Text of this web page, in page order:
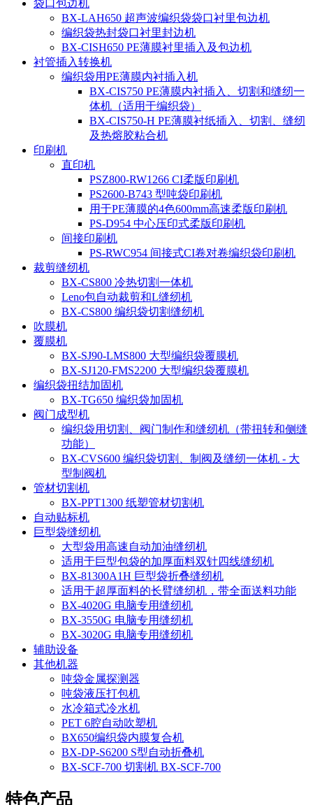
袋口包边机
BX-LAH650 超声波编织袋袋口衬里包边机
编织袋热封袋口衬里封边机
BX-CISH650 PE薄膜衬里插入及包边机
衬管插入转换机
编织袋用PE薄膜内衬插入机
BX-CIS750 PE薄膜内衬插入、切割和缝纫一
体机（适用于编织袋）
BX-CIS750-H PE薄膜衬纸插入、切割、缝纫
及热熔胶粘合机
印刷机
直印机
PSZ800-RW1266 CI柔版印刷机
PS2600-B743 型吨袋印刷机
用于PE薄膜的4色600mm高速柔版印刷机
PS-D954 中心压印式柔版印刷机
间接印刷机
PS-RWC954 间接式CI卷对卷编织袋印刷机
裁剪缝纫机
BX-CS800 冷热切割一体机
Leno包自动裁剪和L缝纫机
BX-CS800 编织袋切割缝纫机
吹膜机
覆膜机
BX-SJ90-LMS800 大型编织袋覆膜机
BX-SJ120-FMS2200 大型编织袋覆膜机
编织袋扭结加固机
BX-TG650 编织袋加固机
阀门成型机
编织袋用切割、阀门制作和缝纫机（带扭转和侧缝
功能）
BX-CVS600 编织袋切割、制阀及缝纫一体机 - 大
型制阀机
管材切割机
BX-PPT1300 纸塑管材切割机
自动贴标机
巨型袋缝纫机
大型袋用高速自动加油缝纫机
适用于巨型包袋的加厚面料双针四线缝纫机
BX-81300A1H 巨型袋折叠缝纫机
适用于超厚面料的长臂缝纫机，带全面送料功能
BX-4020G 电脑专用缝纫机
BX-3550G 电脑专用缝纫机
BX-3020G 电脑专用缝纫机
辅助设备
其他机器
吨袋金属探测器
吨袋液压打包机
水冷箱式冷水机
PET 6腔自动吹塑机
BX650编织袋内膜复合机
BX-DP-S6200 S型自动折叠机
BX-SCF-700 切割机 BX-SCF-700
特色产品